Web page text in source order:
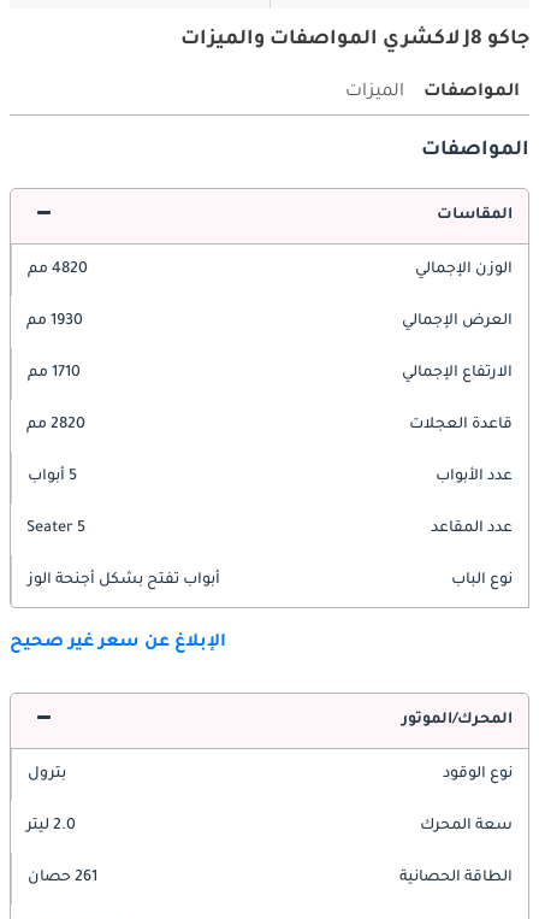
جاكو J8 لاكشري المواصفات والميزات
المواصفات الميزات
المواصفات
المقاسات
الوزن الإجمالي 4820 مم
العرض الإجمالي 1930 مم
الارتفاع الإجمالي 1710 مم
قاعدة العجلات 2820 مم
عدد الأبواب 5 أبواب
عدد المقاعد 5 Seater
نوع الباب أبواب تفتح بشكل أجنحة الوز
الإبلاغ عن سعر غير صحيح
المحرك/الموتور
نوع الوقود بترول
سعة المحرك 2.0 ليتر
الطاقة الحصانية 261 حصان